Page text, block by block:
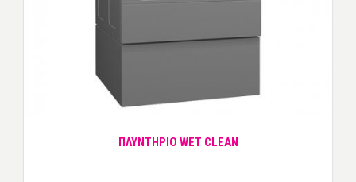
ΠΛΥΝΤΗΡΙΟ WET CLEAN